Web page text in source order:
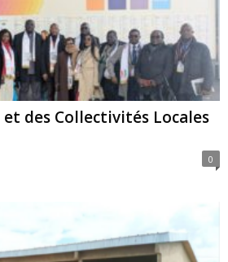
des Collectivités Locales
0